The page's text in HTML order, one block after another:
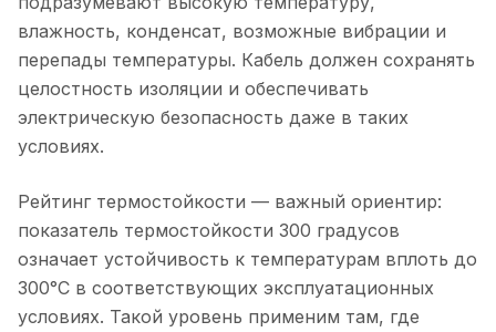
влажность, конденсат, возможные вибрации и
перепады температуры. Кабель должен сохранять
целостность изоляции и обеспечивать
электрическую безопасность даже в таких
условиях.
Рейтинг термостойкости — важный ориентир:
показатель термостойкости 300 градусов
означает устойчивость к температурам вплоть до
300°C в соответствующих эксплуатационных
условиях. Такой уровень применим там, где